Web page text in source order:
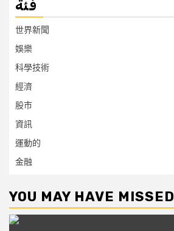
فئة
世界新聞
娛樂
科學技術
經濟
股市
資訊
運動的
金融
YOU MAY HAVE MISSED